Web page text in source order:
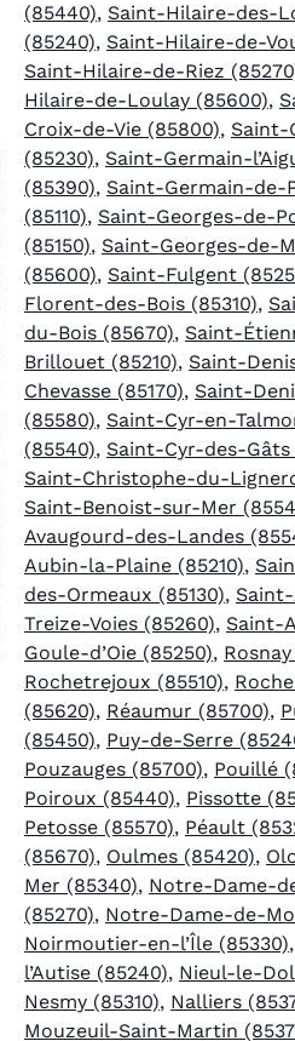
(85440), Saint-Hilaire-des-
(85240), Saint-Hilaire-de-
Saint-Hilaire-de-Riez
Hilaire-de-Loulay (85600),
Croix-de-Vie (85800), Saint-
(85230), Saint-Germain-
(85390), Saint-Germain-de-
(85110), Saint-Georges-de-
(85150), Saint-Georges-de-
(85600), Saint-Fulgent
Florent-des-Bois (85310),
du-Bois (85670), Saint-
Brillouet (85210), Saint-
Chevasse (85170), Saint-
(85580), Saint-Cyr-en-
(85540), Saint-Cyr-des-Gâts
Saint-Christophe-du-
Saint-Benoist-sur-Mer
Avaugourd-des-Landes
Aubin-la-Plaine (85210),
des-Ormeaux (85130),
Treize-Voies (85260), Saint-
Goule-d’Oie (85250),
Rochetrejoux (85510),
(85620), Réaumur (85700),
(85450), Puy-de-Serre
Pouzauges (85700), Pouillé
Poiroux (85440), Pissotte
Petosse (85570), Péault
(85670), Oulmes (85420),
Mer (85340), Notre-Dame-
(85270), Notre-Dame-de-
Noirmoutier-en-l’Île (85330),
l’Autise (85240), Nieul-le-
Nesmy (85310), Nalliers
Mouzeuil-Saint-Martin